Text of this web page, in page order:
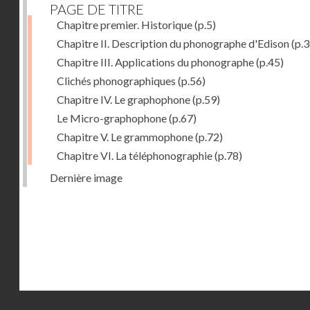
PAGE DE TITRE
Chapitre premier. Historique(p.5)
Chapitre II. Description du phonographe d'Edison
Chapitre III. Applications du phonographe(p.45)
Clichés phonographiques (p.56)
Chapitre IV. Le graphophone(p.59)
Le Micro-graphophone(p.67)
Chapitre V. Le grammophone(p.72)
Chapitre VI. La téléphonographie(p.78)
Dernière image